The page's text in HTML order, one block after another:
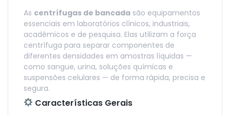
As centrífugas de bancada são equipamentos
essenciais em laboratórios clínicos, industriais,
acadêmicos e de pesquisa. Elas utilizam a força
centrífuga para separar componentes de
diferentes densidades em amostras líquidas —
como sangue, urina, soluções químicas e
suspensões celulares — de forma rápida, precisa e
segura.
Características Gerais